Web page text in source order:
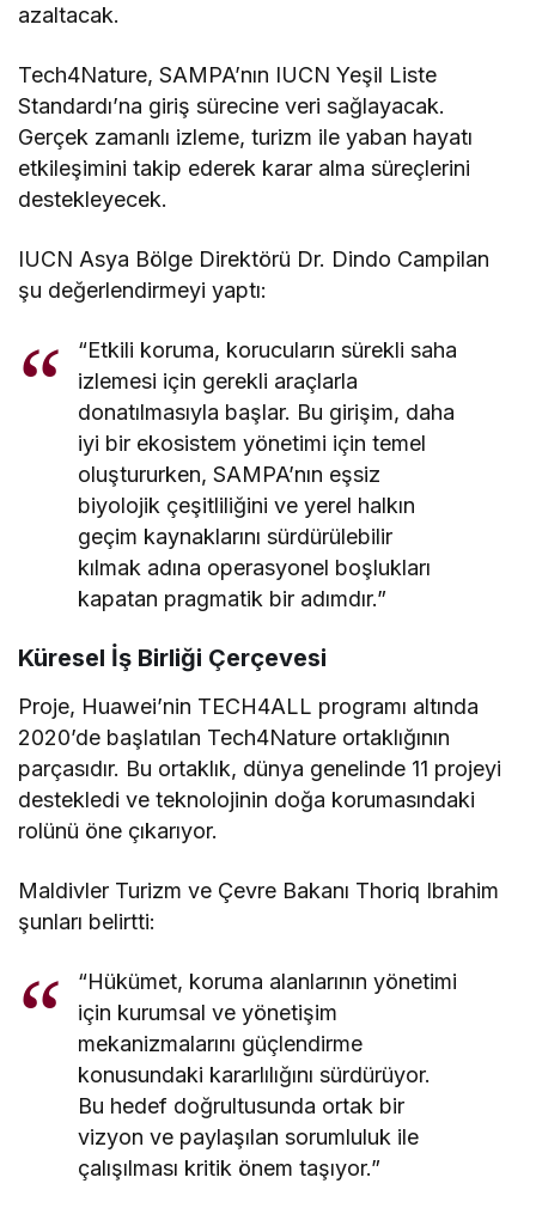
azaltacak.
Tech4Nature, SAMPA’nın IUCN Yeşil Liste
Standardı’na giriş sürecine veri sağlayacak.
Gerçek zamanlı izleme, turizm ile yaban hayatı
etkileşimini takip ederek karar alma süreçlerini
destekleyecek.
IUCN Asya Bölge Direktörü Dr. Dindo Campilan
şu değerlendirmeyi yaptı:
“Etkili koruma, korucuların sürekli saha
izlemesi için gerekli araçlarla
donatılmasıyla başlar. Bu girişim, daha
iyi bir ekosistem yönetimi için temel
oluştururken, SAMPA’nın eşsiz
biyolojik çeşitliliğini ve yerel halkın
geçim kaynaklarını sürdürülebilir
kılmak adına operasyonel boşlukları
kapatan pragmatik bir adımdır.”
Küresel İş Birliği Çerçevesi
Proje, Huawei’nin TECH4ALL programı altında
2020’de başlatılan Tech4Nature ortaklığının
parçasıdır. Bu ortaklık, dünya genelinde 11 projeyi
destekledi ve teknolojinin doğa korumasındaki
rolünü öne çıkarıyor.
Maldivler Turizm ve Çevre Bakanı Thoriq Ibrahim
şunları belirtti:
“Hükümet, koruma alanlarının yönetimi
için kurumsal ve yönetişim
mekanizmalarını güçlendirme
konusundaki kararlılığını sürdürüyor.
Bu hedef doğrultusunda ortak bir
vizyon ve paylaşılan sorumluluk ile
çalışılması kritik önem taşıyor.”